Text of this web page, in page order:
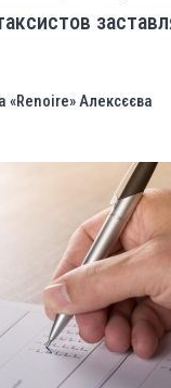
«Renoire» Алексєєва